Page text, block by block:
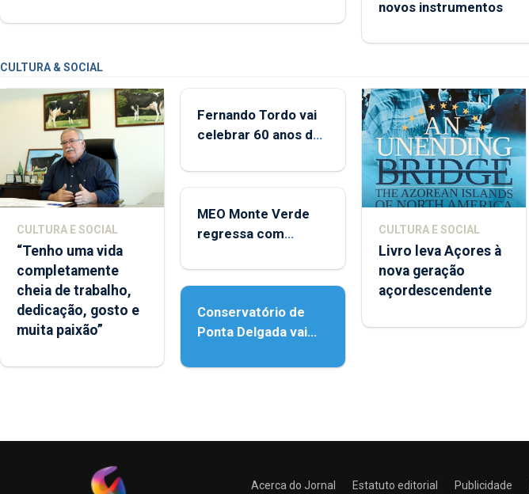
novos instrumentos
CULTURA & SOCIAL
CULTURA E SOCIAL
“Tenho uma vida
completamente
cheia de trabalho,
dedicação, gosto e
muita paixão”
Fernando Tordo vai
celebrar 60 anos de
Micaelense
MEO Monte Verde
regressa com
acessibilidade
Conservatório de
Ponta Delgada vai
instrumentos
CULTURA E SOCIAL
Livro leva Açores à
nova geração
açordescendente
Acerca do Jornal Estatuto editorial Publicidade